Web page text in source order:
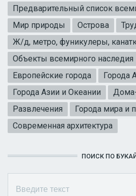
Предварительный список
Мир природы
Острова
Ж/д, метро, фуникулеры,
Объекты всемирного наследия
Европейские города
Города
Города Азии и Океании
Развлечения
Города мира и
Современная архитектура
ПОИСК ПО